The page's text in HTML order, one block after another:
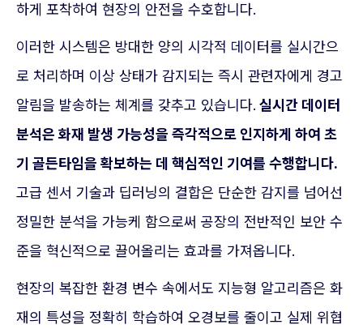
하게 포착하여 현장의 안전을 수호합니다.
이러한 시스템은 방대한 양의 시각적 데이터를 실시간으
로 처리하며 이상 상태가 감지되는 즉시 관련자에게 경고
알림을 발송하는 체계를 갖추고 있습니다. 실시간 데이터
분석은 화재 발생 가능성을 즉각적으로 인지하게 하여 초
기 골든타임을 확보하는 데 핵심적인 기여를 수행합니다.
고급 센서 기술과 딥러닝의 결합은 단순한 감지를 넘어선
정밀한 분석을 가능케 함으로써 공장의 전반적인 보안 수
준을 혁신적으로 끌어올리는 효과를 가져옵니다.
현장의 복잡한 환경 변수 속에서도 지능형 알고리즘은 화
재의 특성을 정확히 학습하여 오경보를 줄이고 실제 위협